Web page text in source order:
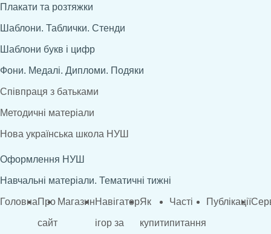
Плакати та розтяжки
Шаблони. Таблички. Стенди
Шаблони букв і цифр
Фони. Медалі. Дипломи. Подяки
Співпраця з батьками
Методичні матеріали
Нова українська школа НУШ
Оформлення НУШ
Навчальні матеріали. Тематичні тижні
ГоловнаПро
сайт
МагазинНавігатор
ігор за
Як
купити
Часті
питання
Публікації